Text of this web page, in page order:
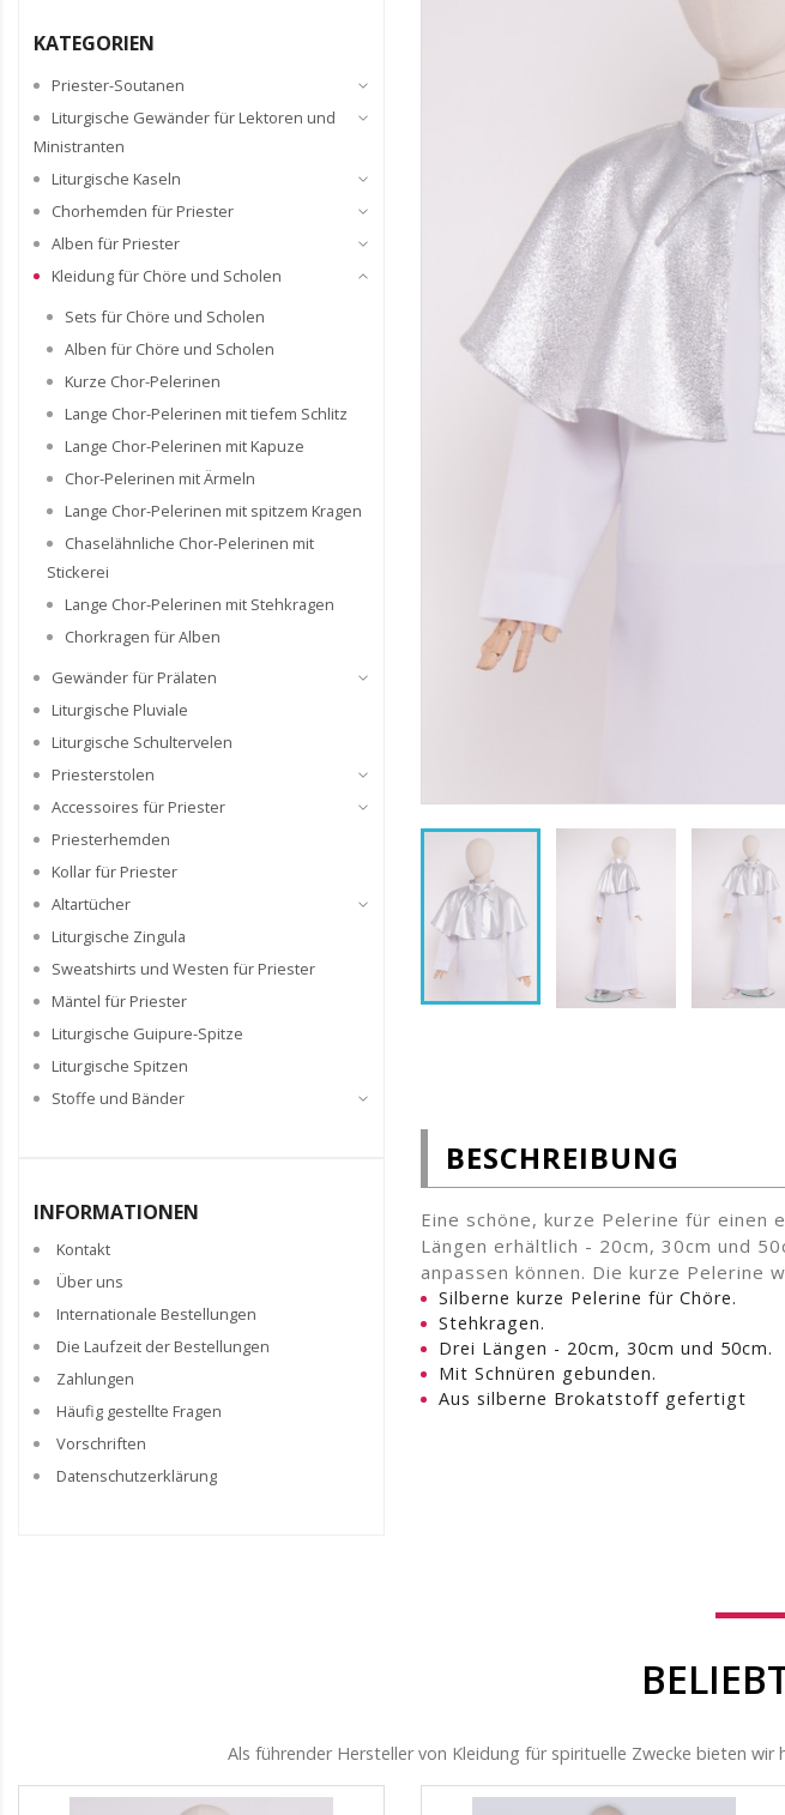
KATEGORIEN
Priester-Soutanen
Liturgische Gewänder für Lektoren und
Ministranten
Liturgische Kaseln
Chorhemden für Priester
Alben für Priester
Kleidung für Chöre und Scholen
Sets für Chöre und Scholen
Alben für Chöre und Scholen
Kurze Chor-Pelerinen
Lange Chor-Pelerinen mit tiefem Schlitz
Lange Chor-Pelerinen mit Kapuze
Chor-Pelerinen mit Ärmeln
Lange Chor-Pelerinen mit spitzem Kragen
Chaselähnliche Chor-Pelerinen mit
Stickerei
Lange Chor-Pelerinen mit Stehkragen
Chorkragen für Alben
Gewänder für Prälaten
Liturgische Pluviale
Liturgische Schultervelen
Priesterstolen
Accessoires für Priester
Priesterhemden
Kollar für Priester
Altartücher
Liturgische Zingula
Sweatshirts und Westen für Priester
Mäntel für Priester
Liturgische Guipure-Spitze
Liturgische Spitzen
Stoffe und Bänder
INFORMATIONEN
Kontakt
Über uns
Internationale Bestellungen
Die Laufzeit der Bestellungen
Zahlungen
Häufig gestellte Fragen
Vorschriften
Datenschutzerklärung
BESCHREIBUNG
Eine schöne, kurze Pelerine für
Längen erhältlich - 20cm, 30cm und
anpassen können. Die kurze Pelerine
Silberne kurze Pelerine für Chöre.
Stehkragen.
Drei Längen - 20cm, 30cm und 50cm.
Mit Schnüren gebunden.
Aus silberne Brokatstoff gefertigt
Als führender Hersteller von Kleidung für spirituelle Zwecke bieten